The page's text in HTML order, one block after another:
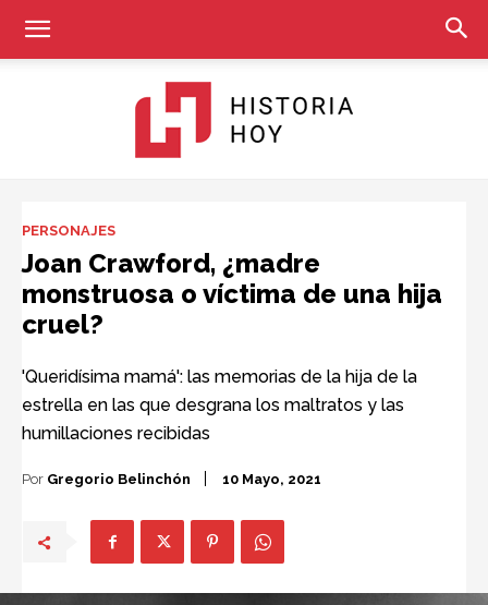
Hoy
PERSONAJES
Joan Crawford, ¿madre
monstruosa o víctima de una hija
cruel?
'Queridísima mamá': las memorias de la hija de la
estrella en las que desgrana los maltratos y las
humillaciones recibidas
Por Gregorio Belinchón 10 Mayo, 2021